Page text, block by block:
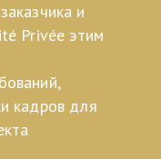
и
Privée этим
кадров для